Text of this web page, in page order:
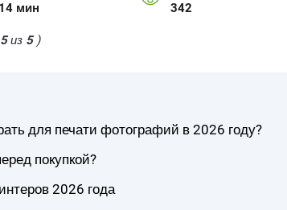
14 мин 342
5из 5)
для печати фотографий в 2026 году?
покупкой?
2026 года